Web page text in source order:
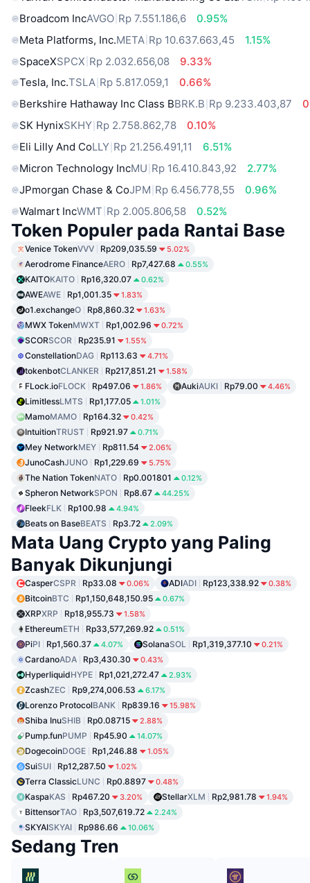
Broadcom IncAVGO Rp 7.551.186,6
0.95%
Meta Platforms, Inc.META Rp 10.637.663,45
1.15%
SpaceXSPCX Rp 2.032.656,08
9.33%
Tesla, Inc.TSLA Rp 5.817.059,1
0.66%
Berkshire Hathaway Inc Class BBRK.B Rp 9.233.403,87
SK HynixSKHY Rp 2.758.862,78
0.10%
Eli Lilly And CoLLY Rp 21.256.491,11
6.51%
Micron Technology IncMU Rp 16.410.843,92
2.77%
JPmorgan Chase & CoJPM Rp 6.456.778,55
0.96%
Walmart IncWMT Rp 2.005.806,58 0.52%
Token Populer pada Rantai Base
Venice TokenVVV Rp209,035.59 5.02%
Aerodrome FinanceAERO Rp7,427.68 0.55%
KAITOKAITO Rp16,320.07 0.62%
AWEAWE Rp1,001.35 1.83%
o1.exchangeO Rp8,860.32 1.63%
MWX TokenMWXT Rp1,002.96 0.72%
SCORSCOR Rp235.91 1.55%
ConstellationDAG Rp113.63 4.71%
tokenbotCLANKER Rp217,851.21 1.58%
FLock.ioFLOCK Rp497.06 1.86% AukiAUKI Rp79.00 4.46%
LimitlessLMTS Rp1,177.05 1.01%
MamoMAMO Rp164.32 0.42%
IntuitionTRUST Rp921.97 0.71%
Mey NetworkMEY Rp811.54 2.06%
JunoCashJUNO Rp1,229.69 5.75%
The Nation TokenNATO Rp0.001801 0.12%
Spheron NetworkSPON Rp8.67 44.25%
FleekFLK Rp100.98 4.94%
Beats on BaseBEATS Rp3.72 2.09%
Mata Uang Crypto yang Paling
Banyak Dikunjungi
CasperCSPR Rp33.08 0.06% ADIADI Rp123,338.92 0.38%
BitcoinBTC Rp1,150,648,150.95 0.67%
XRPXRP Rp18,955.73 1.58%
EthereumETH Rp33,577,269.92 0.51%
PiPI Rp1,560.37 4.07% SolanaSOL Rp1,319,377.10 0.21%
CardanoADA Rp3,430.30 0.43%
HyperliquidHYPE Rp1,021,272.47 2.93%
ZcashZEC Rp9,274,006.53 6.17%
Lorenzo ProtocolBANK Rp839.16 15.98%
Shiba InuSHIB Rp0.08715 2.88%
Pump.funPUMP Rp45.90 14.07%
DogecoinDOGE Rp1,246.88 1.05%
SuiSUI Rp12,287.50 1.02%
Terra ClassicLUNC Rp0.8897 0.48%
KaspaKAS Rp467.20 3.20% StellarXLM Rp2,981.78 1.94%
BittensorTAO Rp3,507,619.72 2.24%
SKYAISKYAI Rp986.66 10.06%
Sedang Tren